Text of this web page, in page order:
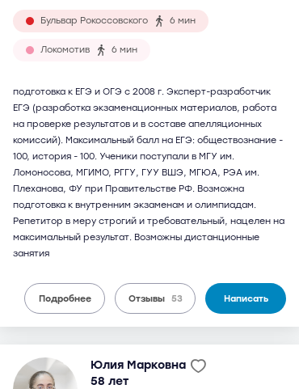
Бульвар Рокоссовского 6 мин
Локомотив 6 мин
подготовка к ЕГЭ и ОГЭ с 2008 г. Эксперт-разработчик
ЕГЭ (разработка экзаменационных материалов, работа
на проверке результатов и в составе апелляционных
комиссий). Максимальный балл на ЕГЭ: обществознание -
100, история - 100. Ученики поступали в МГУ им.
Ломоносова, МГИМО, РГГУ, ГУУ ВШЭ, МГЮА, РЭА им.
Плеханова, ФУ при Правительстве РФ. Возможна
подготовка к внутренним экзаменам и олимпиадам.
Репетитор в меру строгий и требовательный, нацелен на
максимальный результат. Возможны дистанционные
занятия
Подробнее Отзывы 53 Написать
Юлия Марковна
58 лет